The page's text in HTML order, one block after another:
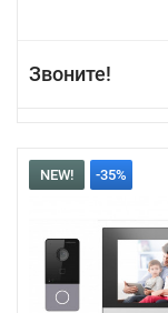
Звоните!
NEW! -35%